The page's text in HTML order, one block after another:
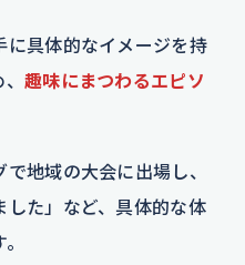
に具体的なイメージを持
趣味にまつわるエピソ
地域の大会に出場し、
た」など、具体的な体